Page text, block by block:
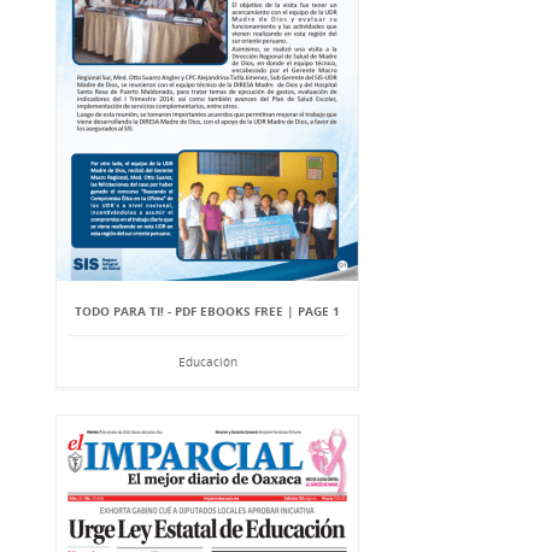
TODO PARA TI! - PDF EBOOKS FREE | PAGE 1
Educación